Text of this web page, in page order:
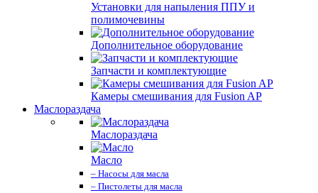
Установки для напыления ППУ и
полимочевины
Дополнительное оборудование
Запчасти и комплектующие
Камеры смешивания для Fusion AP
Маслораздача
Маслораздача
Масло
– Насосы для масла
– Пистолеты для масла